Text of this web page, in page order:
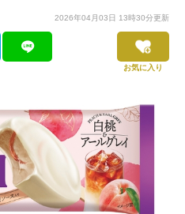
2026年04月03日 13時30分更新
お気に入り